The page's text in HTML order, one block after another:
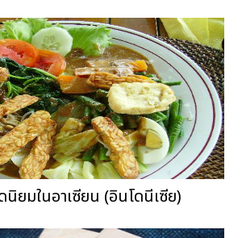
นิยมในอาเซียน (อินโดนีเซีย)